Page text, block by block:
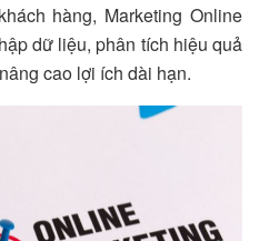
hàng, Marketing Online
dữ liệu, phân tích hiệu quả
cao lợi ích dài hạn.